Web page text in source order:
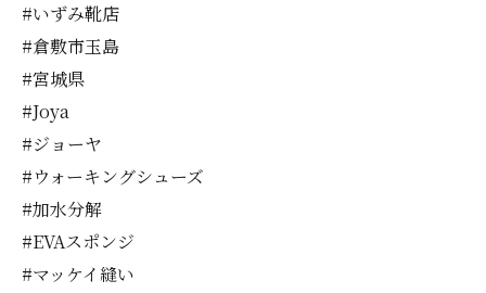
#いずみ靴店
#倉敷市玉島
#宮城県
#Joya
#ジョーヤ
#ウォーキングシューズ
#加水分解
#EVAスポンジ
#マッケイ縫い